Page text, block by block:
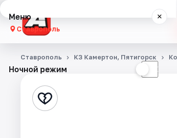
Меню ×
Ставрополь
Концерты
Стендап
Ночной режим ☾
Ставрополь КЗ Камертон, Пятигорск